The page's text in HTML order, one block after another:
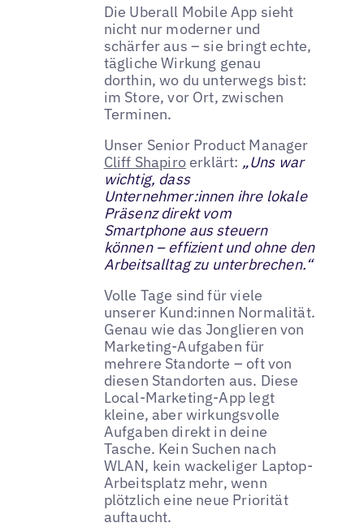
Die Uberall Mobile App sieht
nicht nur moderner und
schärfer aus – sie bringt echte,
tägliche Wirkung genau
dorthin, wo du unterwegs bist:
im Store, vor Ort, zwischen
Terminen.
Unser Senior Product Manager
Cliff Shapiroerklärt: „Uns war
wichtig, dass
Unternehmer:innen ihre lokale
Präsenz direkt vom
Smartphone aus steuern
können – effizient und ohne den
Arbeitsalltag zu unterbrechen.“
Volle Tage sind für viele
unserer Kund:innen Normalität.
Genau wie das Jonglieren von
Marketing-Aufgaben für
mehrere Standorte – oft von
diesen Standorten aus. Diese
Local-Marketing-App legt
kleine, aber wirkungsvolle
Aufgaben direkt in deine
Tasche. Kein Suchen nach
WLAN, kein wackeliger Laptop-
Arbeitsplatz mehr, wenn
plötzlich eine neue Priorität
auftaucht.